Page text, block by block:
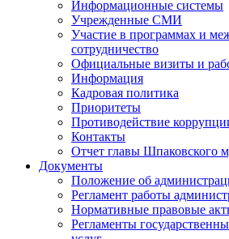
Информационные системы
Учрежденные СМИ
Участие в программах и
сотрудничество
Официальные визиты и
Информация
Кадровая политика
Приоритеты
Противодействие
Контакты
Отчет главы Шпаковского
Документы
Положение об
Регламент работы
Нормативные правовые
Регламенты